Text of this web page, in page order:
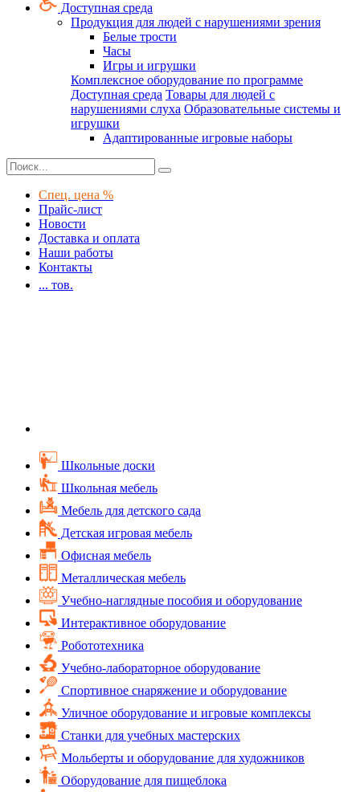
Доступная среда
Продукция для людей с нарушениями зрения
Белые трости
Часы
Игры и игрушки
Комплексное оборудование по программе
Доступная среда Товары для людей с
нарушениями слуха Образовательные системы и
игрушки
Адаптированные игровые наборы
Спец. цена %
Прайс-лист
Новости
Доставка и оплата
Наши работы
Контакты
... тов.
Школьные доски
Школьная мебель
Мебель для детского сада
Детская игровая мебель
Офисная мебель
Металлическая мебель
Учебно-наглядные пособия и оборудование
Интерактивное оборудование
Робототехника
Учебно-лабораторное оборудование
Спортивное снаряжение и оборудование
Уличное оборудование и игровые комплексы
Cтанки для учебных мастерских
Мольберты и оборудование для художников
Оборудование для пищеблока